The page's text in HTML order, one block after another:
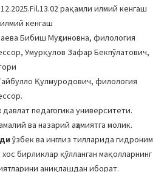
рақамли илмий кенгаш
кенгаш
Бибиш Муҳсиновна, филология
Умурқулов Зафар Бекпўлатович,
Қулмуродович, филология
педагогика университети.
ва назарий аҳамиятга молик.
ўзбек ва инглиз тилларида гидроним
хос бирликлар қўлланган мақолларнинг
аниқлашдан иборат.